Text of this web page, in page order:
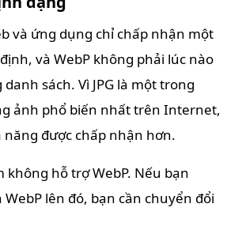
và ứng dụng chỉ chấp nhận một
và WebP không phải lúc nào
sách. Vì JPG là một trong
ảnh phổ biến nhất trên Internet,
năng được chấp nhận hơn.
không hỗ trợ WebP. Nếu bạn
lên đó, bạn cần chuyển đổi